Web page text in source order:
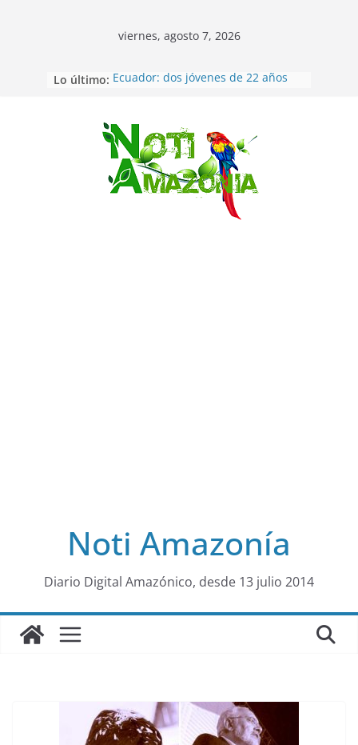
Saltar
al
viernes, agosto 7, 2026
Lo último: Ecuador: dos jóvenes de 22 años
Sentencian a 34 años de prisión a
implicados en caso de Alison,
oriunda de Tena
Vozinha, el arquero sensación de
cabo Verde, ya llegó para
incorporarse a Colo Colo de Chile
Pastaza: la parroquia Diez de
Noti Amazonía
Diario Digital Amazónico, desde 13 julio 2014